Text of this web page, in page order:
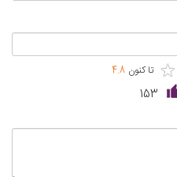
★
★ تا کنون 4.8
153